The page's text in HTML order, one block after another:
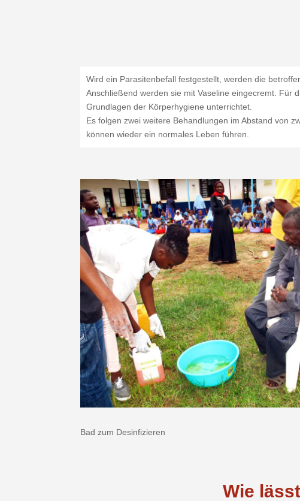
Wird ein Parasitenbefall festgestellt, werden die
Anschließend werden sie mit Vaseline eingecremt. Für
Grundlagen der Körperhygiene unterrichtet.
Es folgen zwei weitere Behandlungen im Abstand von
können wieder ein normales Leben führen.
Bad zum Desinfizieren
Wie